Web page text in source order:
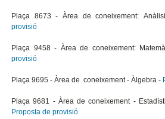
Plaça 8673 - Àrea de coneixement:
provisió
Plaça 9458 - Àrea de coneixement:
provisió
Plaça 9695 - Àrea de coneixement - Àlgebra -
Plaça 9681 - Àrea de coneixement -
Proposta de provisió